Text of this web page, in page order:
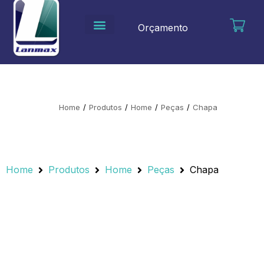
para
conteúdo
Orçamento
Home / Produtos / Home / Peças / Chapa
Home Produtos Home Peças Chapa